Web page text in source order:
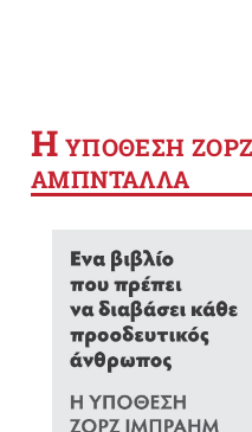
Η YΠΟΘΕΣΗ
ΑΜΠΝΤΑΛΛΑ